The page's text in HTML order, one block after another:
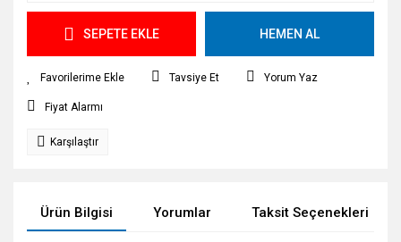
SEPETE EKLE HEMEN AL
Tavsiye Et Yorum Yaz
Fiyat Alarmı
Karşılaştır
Ürün Bilgisi Yorumlar Taksit Seçenekleri